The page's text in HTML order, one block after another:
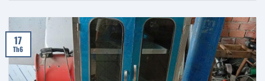
17
Th6